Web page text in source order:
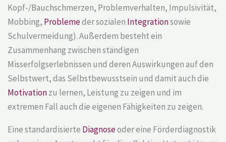
Kopf-/Bauchschmerzen, Problemverhalten, Impulsivität,
Mobbing, Problemeder sozialen Integrationsowie
Schulvermeidung). Außerdem besteht ein
Zusammenhang zwischen ständigen
Misserfolgserlebnissen und deren Auswirkungen auf den
Selbstwert, das Selbstbewusstsein und damit auch die
Motivationzu lernen, Leistung zu zeigen und im
extremen Fall auch die eigenen Fähigkeiten zu zeigen.
Eine standardisierte Diagnoseoder eine Förderdiagnostik